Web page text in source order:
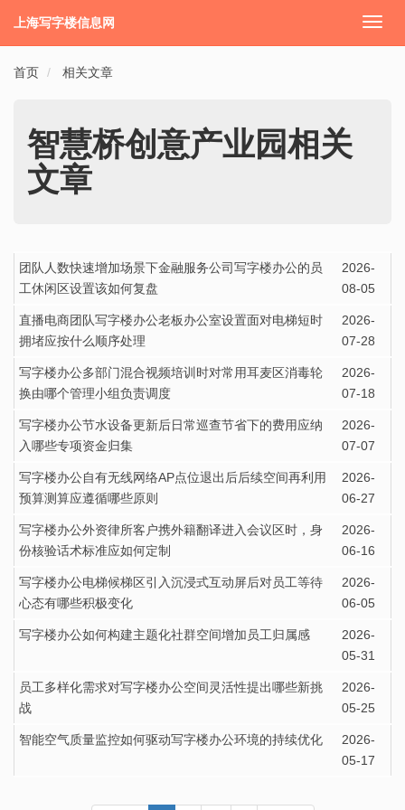
切
上海写字楼信息网
首页 相关文章
智慧桥创意产业园相关
文章
团队人数快速增加场景下金融服务公司写字楼办公的员
工休闲区设置该如何复盘
2026-
08-05
直播电商团队写字楼办公老板办公室设置面对电梯短时
拥堵应按什么顺序处理
2026-
07-28
写字楼办公多部门混合视频培训时对常用耳麦区消毒轮
换由哪个管理小组负责调度
2026-
07-18
写字楼办公节水设备更新后日常巡查节省下的费用应纳
入哪些专项资金归集
2026-
07-07
写字楼办公自有无线网络AP点位退出后后续空间再利用
预算测算应遵循哪些原则
2026-
06-27
写字楼办公外资律所客户携外籍翻译进入会议区时，身
份核验话术标准应如何定制
2026-
06-16
写字楼办公电梯候梯区引入沉浸式互动屏后对员工等待
心态有哪些积极变化
2026-
06-05
写字楼办公如何构建主题化社群空间增加员工归属感
2026-
05-31
员工多样化需求对写字楼办公空间灵活性提出哪些新挑
战
2026-
05-25
智能空气质量监控如何驱动写字楼办公环境的持续优化
2026-
05-17